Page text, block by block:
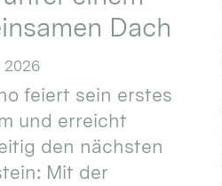
Dach
2026
feiert sein erstes
und erreicht
den nächsten
Mit der